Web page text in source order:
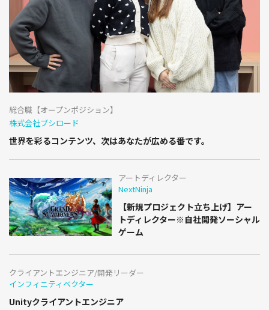
総合職【オープンポジション】
株式会社ブシロード
世界を彩るコンテンツ、次はあなたが広める番です。
アートディレクター
NextNinja
【新規プロジェクト立ち上げ】アー
トディレクター※自社開発ソーシャル
ゲーム
クライアントエンジニア/開発リーダー
インフィニティベクター
Unityクライアントエンジニア